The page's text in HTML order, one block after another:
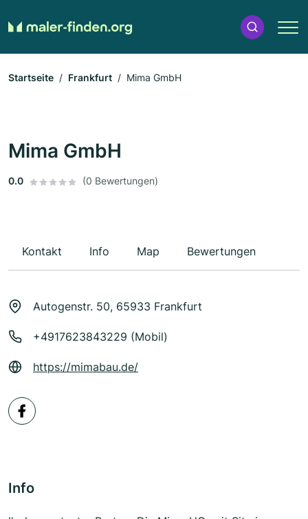
Startseite Frankfurt Mima GmbH
Mima GmbH
0.0 (0 Bewertungen)
Kontakt Info Map Bewertungen
Autogenstr. 50, 65933 Frankfurt
+4917623843229 (Mobil)
https://mimabau.de/
Info